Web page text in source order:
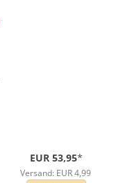
EUR 53,95*
Versand: EUR 4,99